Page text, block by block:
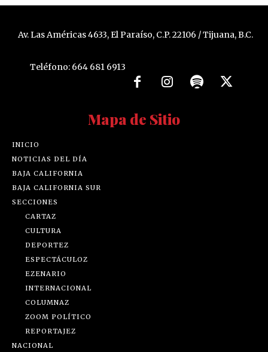
Av. Las Américas 4633, El Paraíso, C.P. 22106 / Tijuana, B.C.
Teléfono: 664 681 6913
Mapa de Sitio
INICIO
NOTICIAS DEL DÍA
BAJA CALIFORNIA
BAJA CALIFORNIA SUR
SECCIONES
CARTAZ
CULTURA
DEPORTEZ
ESPECTÁCULOZ
EZENARIO
INTERNACIONAL
COLUMNAZ
ZOOM POLÍTICO
REPORTAJEZ
NACIONAL